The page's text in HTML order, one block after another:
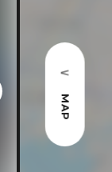
MAP